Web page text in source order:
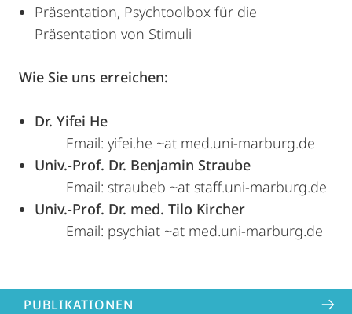
Präsentation, Psychtoolbox für die
Präsentation von Stimuli
Wie Sie uns erreichen:
Dr. Yifei He
Email: yifei.he ~at med.uni-marburg.de
Univ.-Prof. Dr. Benjamin Straube
Email: straubeb ~at staff.uni-marburg.de
Univ.-Prof. Dr. med. Tilo Kircher
Email: psychiat ~at med.uni-marburg.de
PUBLIKATIONEN